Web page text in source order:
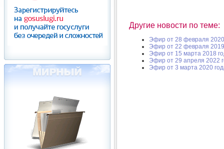
Другие новости по теме:
Эфир от 28 февраля
Эфир от 22 февраля
Эфир от 15 марта 2018
Эфир от 29 апреля 2022
Эфир от 3 марта 2020